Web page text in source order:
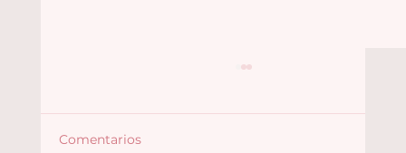
Comentarios